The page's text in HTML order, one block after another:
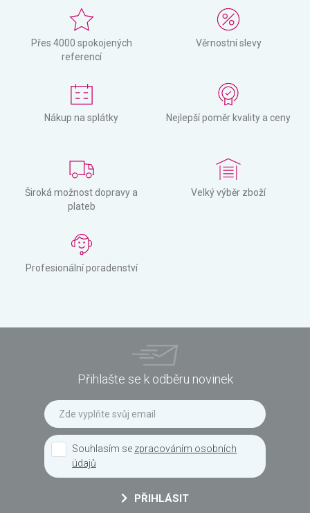
Přes 4000 spokojených
referencí
Věrnostní slevy
Nákup na splátky Nejlepší poměr kvality a ceny
Široká možnost dopravy a
plateb
Velký výběr zboží
Profesionální poradenství
Přihlašte se k odběru novinek
Souhlasím se zpracováním osobních
údajů
PŘIHLÁSIT